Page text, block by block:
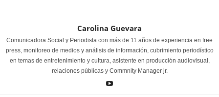
Carolina Guevara
Comunicadora Social y Periodista con más de 11 años de experiencia en free
press, monitoreo de medios y análisis de información, cubrimiento periodístico
en temas de entretenimiento y cultura, asistente en producción audiovisual,
relaciones públicas y Commnity Manager jr.